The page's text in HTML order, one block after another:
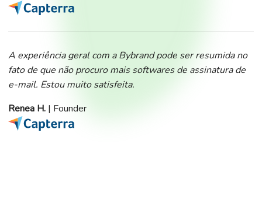
A experiência geral com a Bybrand pode ser resumida no
fato de que não procuro mais softwares de assinatura de
e-mail. Estou muito satisfeita.
Renea H. | Founder